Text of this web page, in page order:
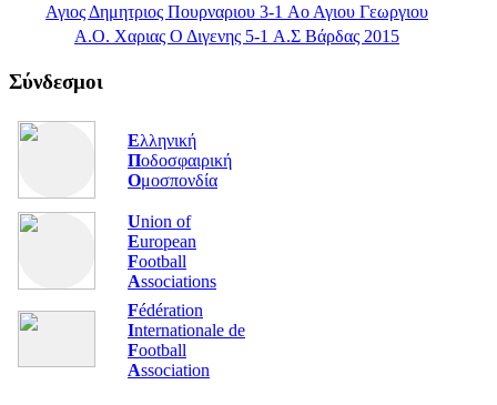
Αγιος Δημητριος Πουρναριου 3-1 Αο Αγιου Γεωργιου
Α.Ο. Χαριας Ο Διγενης 5-1 Α.Σ Βάρδας 2015
Σύνδεσμοι
Ελληνική
Ποδοσφαιρική
Ομοσπονδία
Union of
European
Football
Associations
Fédération
Internationale de
Football
Association